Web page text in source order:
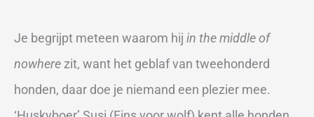
Je begrijpt meteen waarom hij in the middle of
nowhere zit, want het geblaf van tweehonderd
honden, daar doe je niemand een plezier mee.